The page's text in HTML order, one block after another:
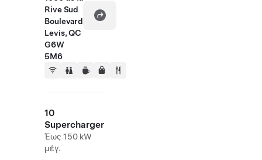
Rive Sud
Boulevard
Levis, QC
G6W
5M6
10
Supercharger
Έως 150 kW
μέγ.